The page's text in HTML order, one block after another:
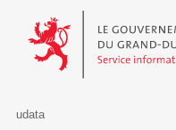
Le Gouvernement du
udata